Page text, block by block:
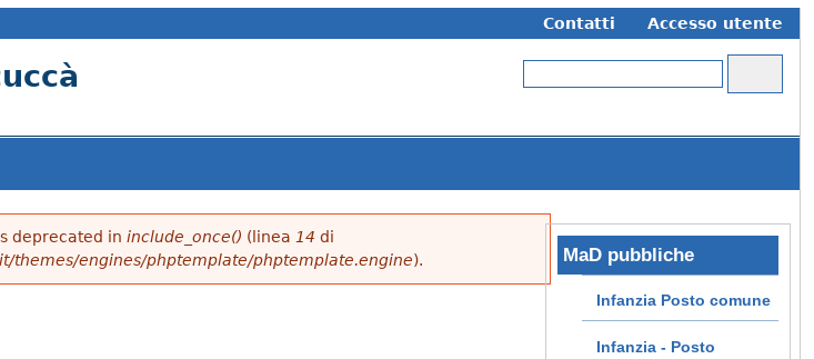
Accesso utente
Contatti
Cerca
deprecated ininclude_once() (linea14 di
themes/engines/phptemplate/phptemplate.engine). MaD pubbliche
Infanzia Posto comune
Infanzia - Posto